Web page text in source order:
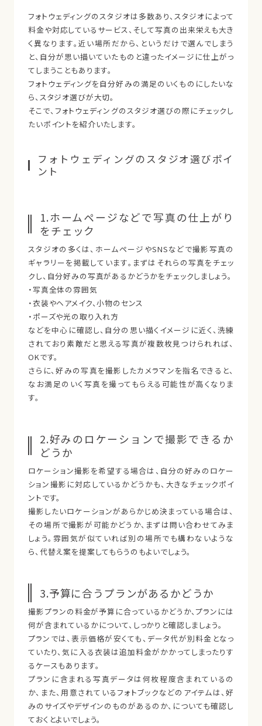
フォトウェディングのスタジオは多数あり、スタジオによって
料金や対応しているサービス、そして写真の出来栄えも大き
く異なります。近い場所だから、というだけで選んでしまう
と、自分が思い描いていたものと違ったイメージに仕上がっ
てしまうこともあります。
フォトウェディングを自分好みの満足のいくものにしたいな
ら、スタジオ選びが大切。
そこで、フォトウェディングのスタジオ選びの際にチェックし
たいポイントを紹介いたします。
フォトウェディングのスタジオ選びポイ
ント
1.ホームページなどで写真の仕上がり
をチェック
スタジオの多くは、ホームページやSNSなどで撮影写真の
ギャラリーを掲載しています。まずはそれらの写真をチェッ
クし、自分好みの写真があるかどうかをチェックしましょう。
・写真全体の雰囲気
・衣装やヘアメイク、小物のセンス
・ポーズや光の取り入れ方
などを中心に確認し、自分の思い描くイメージに近く、洗練
されており素敵だと思える写真が複数枚見つけられれば、
OKです。
さらに、好みの写真を撮影したカメラマンを指名できると、
なお満足のいく写真を撮ってもらえる可能性が高くなりま
す。
2.好みのロケーションで撮影できるか
どうか
ロケーション撮影を希望する場合は、自分の好みのロケー
ション撮影に対応しているかどうかも、大きなチェックポイ
ントです。
撮影したいロケーションがあらかじめ決まっている場合は、
その場所で撮影が可能かどうか、まずは問い合わせてみま
しょう。雰囲気が似ていれば別の場所でも構わないような
ら、代替え案を提案してもらうのもよいでしょう。
3.予算に合うプランがあるかどうか
撮影プランの料金が予算に合っているかどうか、プランには
何が含まれているかについて、しっかりと確認しましょう。
プランでは、表示価格が安くても、データ代が別料金となっ
ていたり、気に入る衣装は追加料金がかかってしまったりす
るケースもあります。
プランに含まれる写真データは何枚程度含まれているの
か、また、用意されているフォトブックなどのアイテムは、好
みのサイズやデザインのものがあるのか、についても確認し
ておくとよいでしょう。